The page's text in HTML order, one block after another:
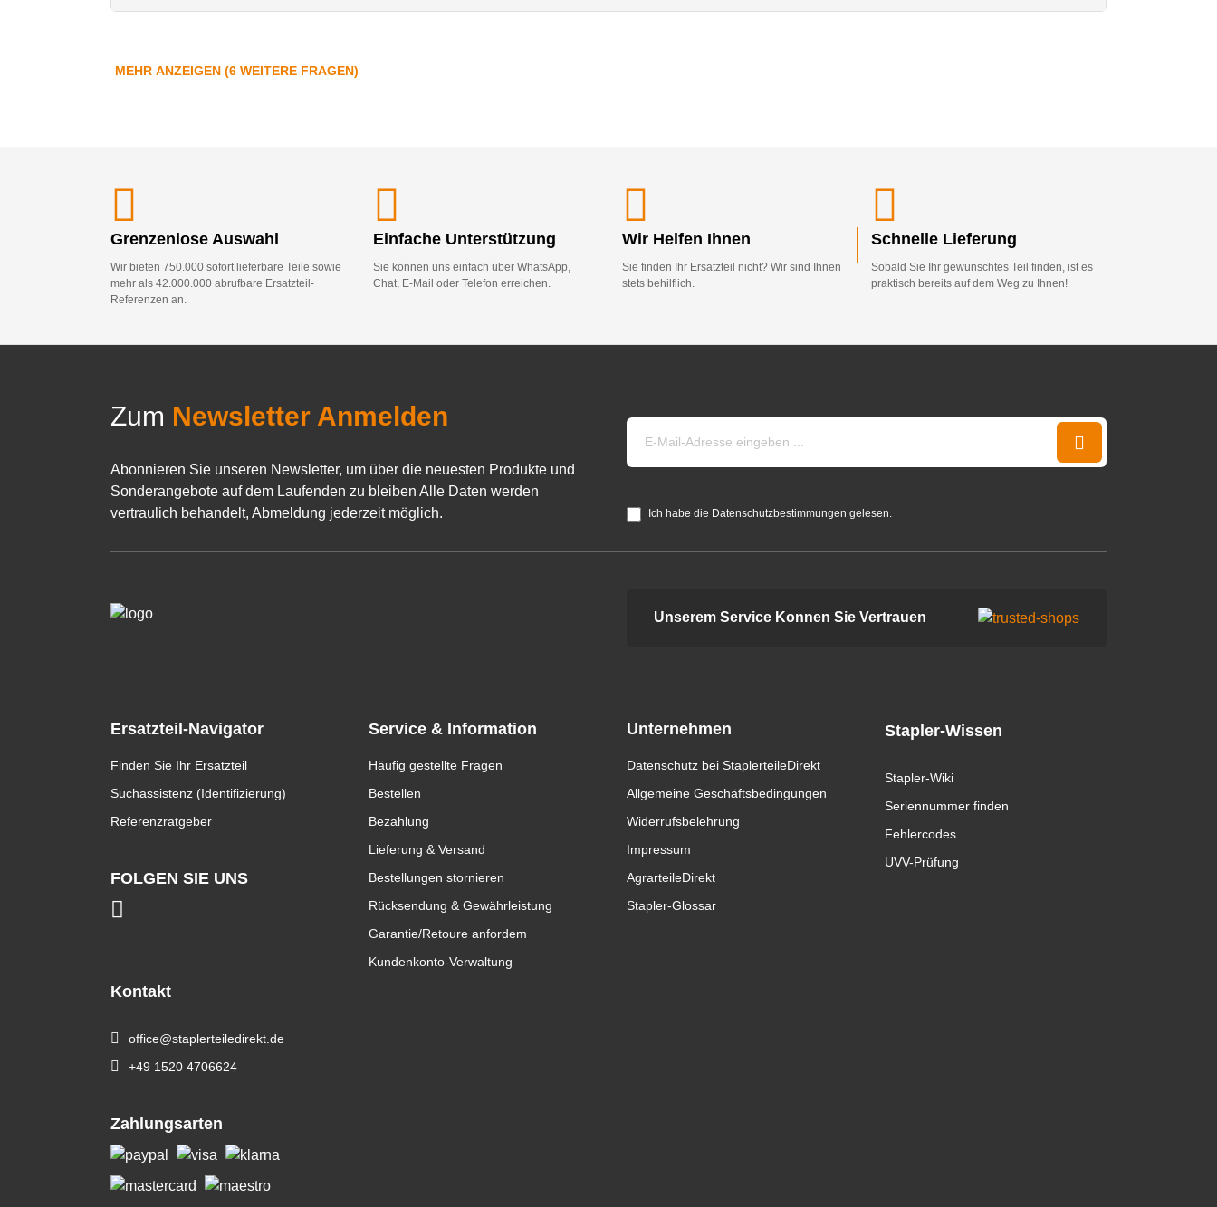
MEHR ANZEIGEN (6 WEITERE FRAGEN)
Grenzenlose Auswahl
Wir bieten 750.000 sofort lieferbare Teile sowie
mehr als 42.000.000 abrufbare Ersatzteil-
Referenzen an.
Einfache Unterstützung
Sie können uns einfach über WhatsApp,
Chat, E-Mail oder Telefon erreichen.
Wir Helfen Ihnen
Sie finden Ihr Ersatzteil nicht? Wir sind Ihnen
stets behilflich.
Schnelle Lieferung
Sobald Sie Ihr gewünschtes Teil finden, ist es
praktisch bereits auf dem Weg zu Ihnen!
Zum Newsletter Anmelden
Abonnieren Sie unseren Newsletter, um über die neuesten Produkte und
Sonderangebote auf dem Laufenden zu bleiben Alle Daten werden
vertraulich behandelt, Abmeldung jederzeit möglich.
Ich habe die Datenschutzbestimmungen gelesen.
Unserem Service Konnen Sie Vertrauen
Ersatzteil-Navigator
Finden Sie Ihr Ersatzteil
Suchassistenz (Identifizierung)
Referenzratgeber
FOLGEN SIE UNS
Service & Information
Häufig gestellte Fragen
Bestellen
Bezahlung
Lieferung & Versand
Bestellungen stornieren
Rücksendung & Gewährleistung
Garantie/Retoure anfordem
Kundenkonto-Verwaltung
Unternehmen
Datenschutz bei StaplerteileDirekt
Allgemeine Geschäftsbedingungen
Widerrufsbelehrung
Impressum
AgrarteileDirekt
Stapler-Glossar
Stapler-Wissen
Stapler-Wiki
Seriennummer finden
Fehlercodes
UVV-Prüfung
Kontakt
office@staplerteiledirekt.de
+49 1520 4706624
Zahlungsarten